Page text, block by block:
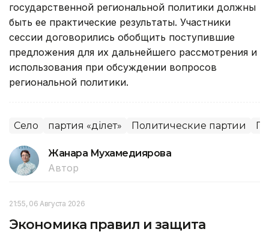
государственной региональной политики должны
быть ее практические результаты. Участники
сессии договорились обобщить поступившие
предложения для их дальнейшего рассмотрения и
использования при обсуждении вопросов
региональной политики.
Село партия «Әділет» Политические партии
Жанара Мухамедиярова
Автор
21:55, 06 Августа 2026
Экономика правил и защита